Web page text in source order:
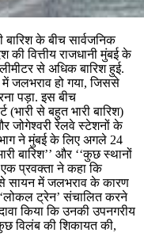
के बीच सार्वजनिक
की वित्तीय राजधानी मुंबई के
से अधिक बारिश हुई.
जलभराव हो गया, जिससे
पड़ा. इस बीच
से बहुत भारी बारिश)
जोगेश्वरी रेलवे स्टेशनों के
ने मुंबई के लिए अगले 24
बारिश’’ और ‘‘कुछ स्थानों
एक प्रवक्ता ने कहा कि
सायन में जलभराव के कारण
‘लोकल ट्रेन’ संचालित करने
किया कि उनकी उपनगरीय
विलंब की शिकायत की,